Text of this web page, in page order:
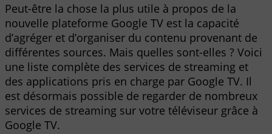
Peut-être la chose la plus utile à propos de la
nouvelle plateforme Google TV est la capacité
d’agréger et d’organiser du contenu provenant de
différentes sources. Mais quelles sont-elles ? Voici
une liste complète des services de streaming et
des applications pris en charge par Google TV. Il
est désormais possible de regarder de nombreux
services de streaming sur votre téléviseur grâce à
Google TV.